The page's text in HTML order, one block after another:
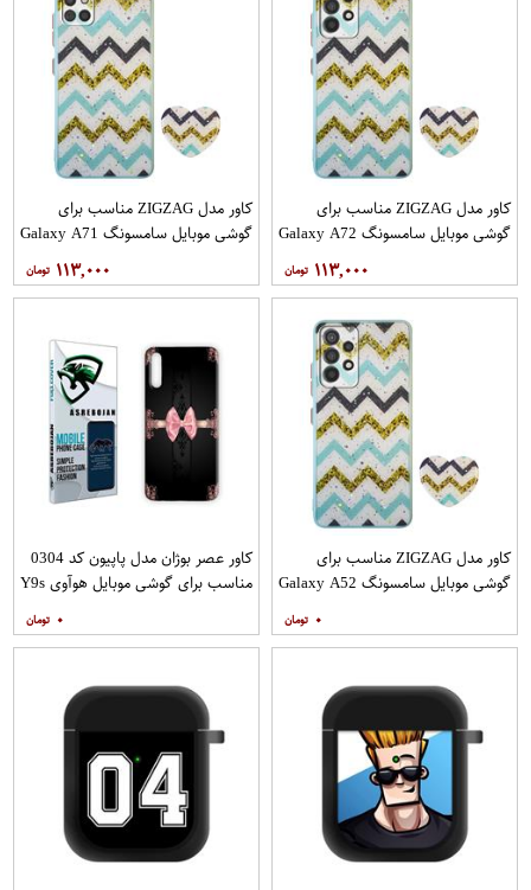
کاور مدل ZIGZAG مناسب برای
گوشی موبایل سامسونگ Galaxy A72
۱۱۳,۰۰۰
کاور مدل ZIGZAG مناسب برای
گوشی موبایل سامسونگ Galaxy A71
۱۱۳,۰۰۰
کاور مدل ZIGZAG مناسب برای
گوشی موبایل سامسونگ Galaxy A52
۰
کاور عصر بوژان مدل پاپیون کد 0304
مناسب برای گوشی موبایل هوآوی Y9s
۰